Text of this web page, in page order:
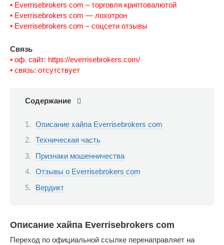
• Everrisebrokers com – торговля криптовалютой
• Everrisebrokers com — лохотрон
• Everrisebrokers com – соцсети отзывы
Связь
• оф. сайт: https://everrisebrokers.com/
• связь: отсутствует
Содержание
Описание хайпа Everrisebrokers com
Техническая часть
Признаки мошенничества
Отзывы о Everrisebrokers com
Вердикт
Описание хайпа Everrisebrokers com
Переход по официальной ссылке перенаправляет на